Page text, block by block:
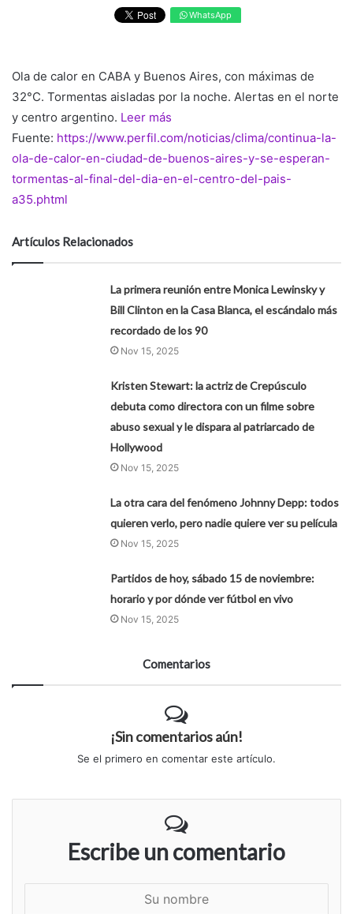
WhatsApp
Ola de calor en CABA y Buenos Aires, con máximas de
32°C. Tormentas aisladas por la noche. Alertas en el norte
y centro argentino. Leer más
Fuente: https://www.perfil.com/noticias/clima/continua-la-
ola-de-calor-en-ciudad-de-buenos-aires-y-se-esperan-
tormentas-al-final-del-dia-en-el-centro-del-pais-
a35.phtml
Artículos Relacionados
La primera reunión entre Monica Lewinsky y
Bill Clinton en la Casa Blanca, el escándalo más
recordado de los 90
Nov 15, 2025
Kristen Stewart: la actriz de Crepúsculo
debuta como directora con un filme sobre
abuso sexual y le dispara al patriarcado de
Hollywood
Nov 15, 2025
La otra cara del fenómeno Johnny Depp: todos
quieren verlo, pero nadie quiere ver su película
Nov 15, 2025
Partidos de hoy, sábado 15 de noviembre:
horario y por dónde ver fútbol en vivo
Nov 15, 2025
Comentarios
¡Sin comentarios aún!
Se el primero en comentar este artículo.
Escribe un comentario